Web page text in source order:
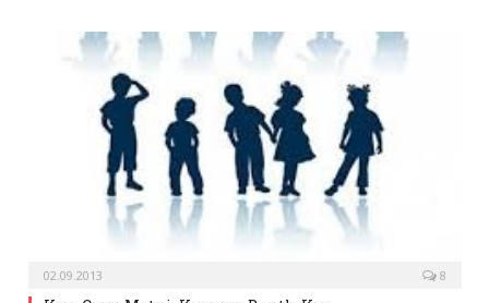
02.09.2013 8